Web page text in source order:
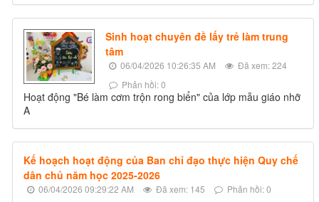
Sinh hoạt chuyên đề lấy trẻ làm trung
tâm
06/04/2026 10:26:35 AM
Đã xem: 224
Phản hồi: 0
Hoạt động "Bé làm cơm trộn rong biển" của lớp mẫu giáo nhỡ
A
Kế hoạch hoạt động của Ban chỉ đạo thực hiện Quy chế
dân chủ năm học 2025-2026
06/04/2026 09:29:22 AM Đã xem: 145 Phản hồi: 0